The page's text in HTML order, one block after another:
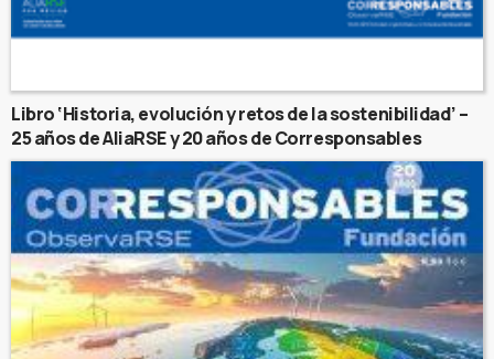
Libro ‘Historia, evolución y retos de la sostenibilidad’ –
25 años de AliaRSE y 20 años de Corresponsables